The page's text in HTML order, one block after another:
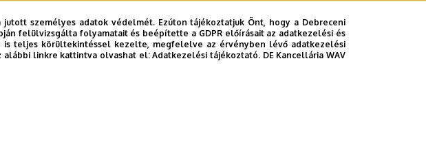
II. kötet
személyes adatok védelmét. Ezúton tájékoztatjuk Önt, hogy a Debreceni
felülvizsgálta folyamatait és beépítette a GDPR előírásait az adatkezelési és
is teljes körültekintéssel kezelte, megfelelve az érvényben lévő adatkezelési
alábbi linkre kattintva olvashat el:Adatkezelési tájékoztató. DE Kancellária WAV